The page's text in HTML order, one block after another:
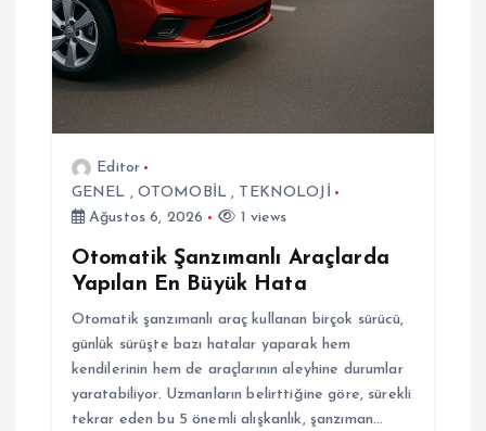
m
e
s
Editor
GENEL , OTOMOBİL , TEKNOLOJİ
Ağustos 6, 2026
1 views
Otomatik Şanzımanlı Araçlarda
Yapılan En Büyük Hata
Otomatik şanzımanlı araç kullanan birçok sürücü,
günlük sürüşte bazı hatalar yaparak hem
kendilerinin hem de araçlarının aleyhine durumlar
yaratabiliyor. Uzmanların belirttiğine göre, sürekli
tekrar eden bu 5 önemli alışkanlık, şanzıman…